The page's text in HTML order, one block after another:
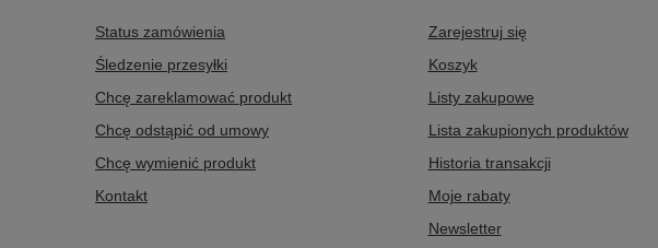
Status zamówienia
Śledzenie przesyłki
Chcę zareklamować produkt
Chcę odstąpić od umowy
Chcę wymienić produkt
Kontakt
Zarejestruj się
Koszyk
Listy zakupowe
Lista zakupionych produktów
Historia transakcji
Moje rabaty
Newsletter